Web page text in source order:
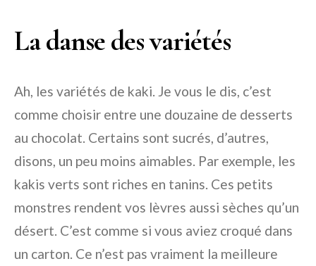
La danse des variétés
Ah, les variétés de kaki. Je vous le dis, c’est
comme choisir entre une douzaine de desserts
au chocolat. Certains sont sucrés, d’autres,
disons, un peu moins aimables. Par exemple, les
kakis verts sont riches en tanins. Ces petits
monstres rendent vos lèvres aussi sèches qu’un
désert. C’est comme si vous aviez croqué dans
un carton. Ce n’est pas vraiment la meilleure